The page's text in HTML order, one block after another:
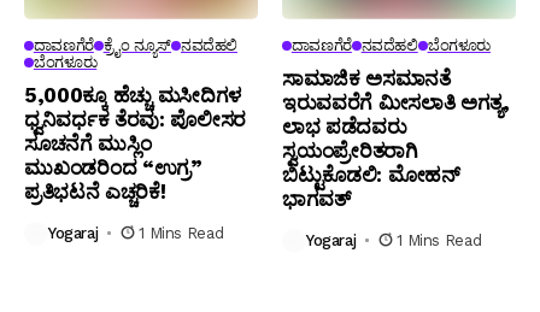
ದಾವಣಗೆರೆ ಕ್ರೈಂ ನ್ಯೂಸ್ ನವದೆಹಲಿ
ಬೆಂಗಳೂರು
5,000ಕ್ಕೂ ಹೆಚ್ಚು ಮಸೀದಿಗಳ
ಧ್ವನಿವರ್ಧಕ ತೆರವು: ಪೊಲೀಸರ
ಸೂಚನೆಗೆ ಮುಸ್ಲಿಂ
ಮುಖಂಡರಿಂದ “ಉಗ್ರ”
ಪ್ರತಿಭಟನೆ ಎಚ್ಚರಿಕೆ!
Yogaraj 1 Mins Read
ದಾವಣಗೆರೆ ನವದೆಹಲಿ ಬೆಂಗಳೂರು
ಸಾಮಾಜಿಕ ಅಸಮಾನತೆ
ಇರುವವರೆಗೆ ಮೀಸಲಾತಿ ಅಗತ್ಯ,
ಲಾಭ ಪಡೆದವರು
ಸ್ವಯಂಪ್ರೇರಿತರಾಗಿ
ಬಿಟ್ಟುಕೊಡಲಿ: ಮೋಹನ್
ಭಾಗವತ್
Yogaraj 1 Mins Read